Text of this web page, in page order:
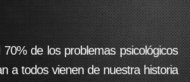
de los problemas psicológicos
a todos vienen de nuestra historia